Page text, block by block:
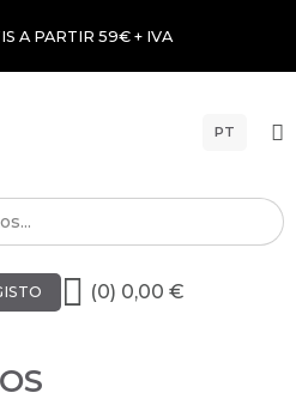
A PARTIR 59€ + IVA
PT
(0) 0,00 €